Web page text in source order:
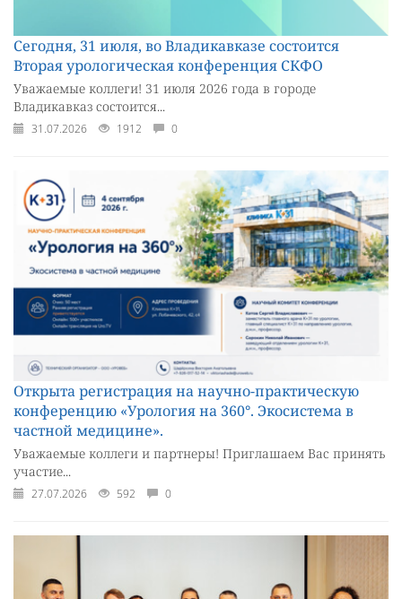
Сегодня, 31 июля, во Владикавказе состоится
Вторая урологическая конференция СКФО
Уважаемые коллеги! 31 июля 2026 года в городе
Владикавказ состоится...
31.07.2026 1912 0
Открыта регистрация на научно-практическую
конференцию «Урология на 360°. Экосистема в
частной медицине».
Уважаемые коллеги и партнеры! Приглашаем Вас принять
участие...
27.07.2026 592 0